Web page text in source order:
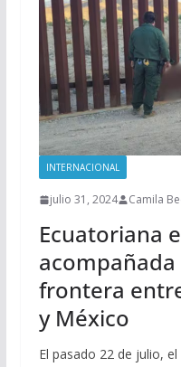
INTERNACIONAL
julio 31, 2024 Camila
Ecuatoriana
frontera
y México
El pasado 22 de julio,